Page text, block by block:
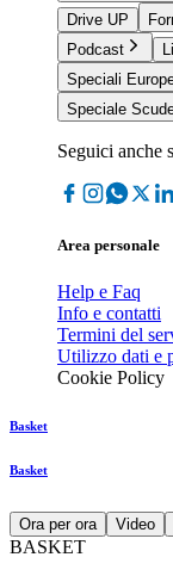
Drive UP
Podcast
Speciali
Speciale
Seguici anche
Area personale
Help e Faq
Info e contatti
Termini del
Utilizzo dati e
Cookie Policy
Basket
Basket
Ora per ora Video
BASKET